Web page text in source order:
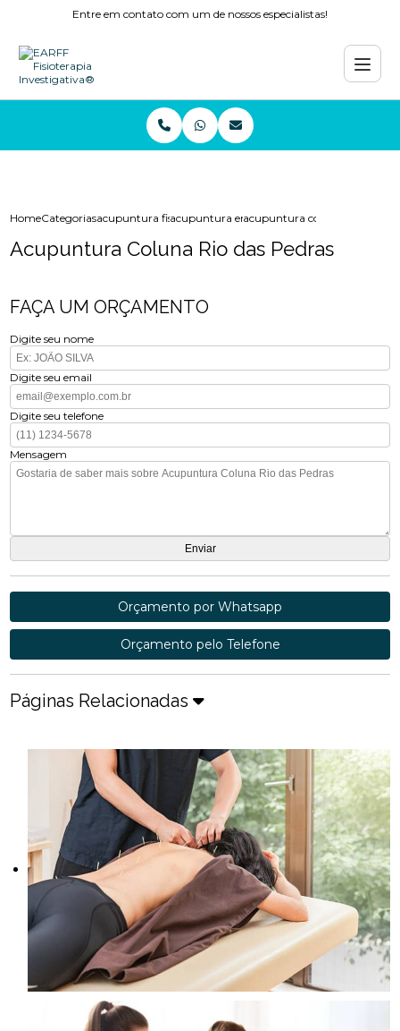
Entre em contato com um de nossos especialistas!
HomeCategoriasacupuntura fisioterapiaacupuntura enxaquecaacupuntura coluna rio das
Acupuntura Coluna Rio das Pedras
FAÇA UM ORÇAMENTO
Digite seu nome
Digite seu email
Digite seu telefone
Mensagem
Orçamento por Whatsapp
Orçamento pelo Telefone
Páginas Relacionadas